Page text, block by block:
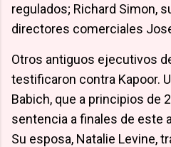
regulados; Richard Simon,
directores comerciales
Otros antiguos ejecutivos
testificaron contra Kapoor.
Babich, que a principios de
sentencia a finales de este
Su esposa, Natalie Levine,